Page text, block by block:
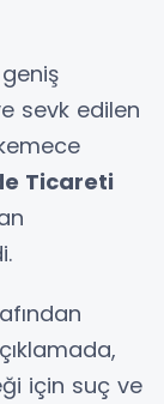
sevk edilen
Ticareti
için suç ve